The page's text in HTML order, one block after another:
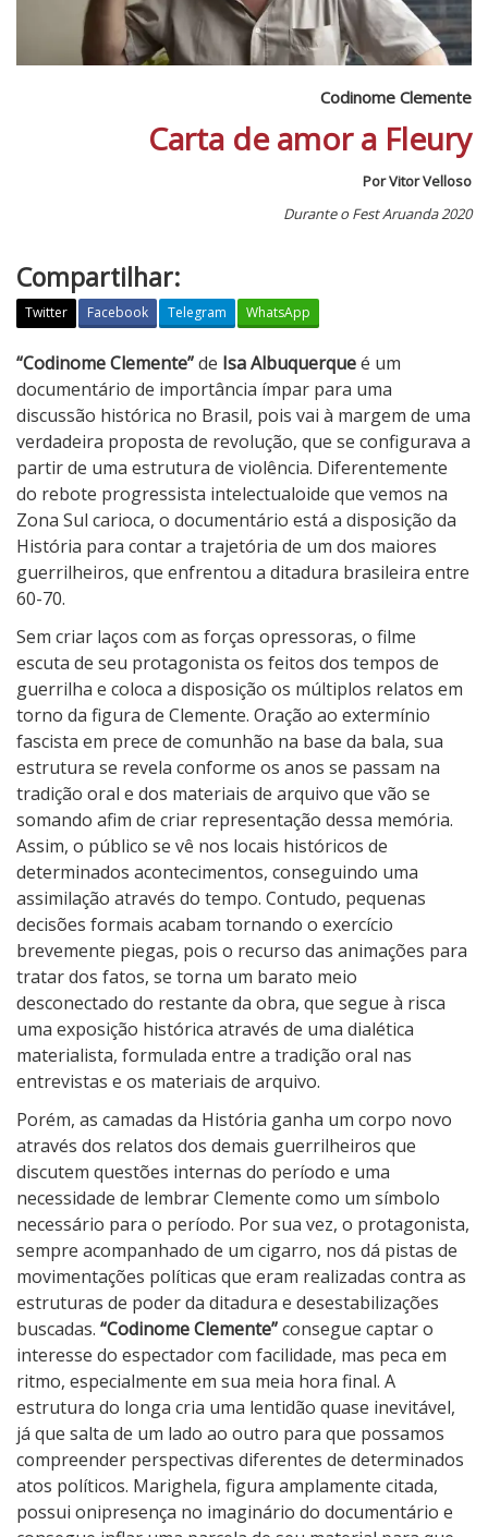
Codinome Clemente
Carta de amor a Fleury
Por Vitor Velloso
Durante o Fest Aruanda 2020
Compartilhar:
Twitter Facebook Telegram WhatsApp
C
o
d
i
n
o
m
e
C
l
m
e
n
t
e
“Codinome Clemente”de Isa Albuquerqueé um
documentário de importância ímpar para uma
discussão histórica no Brasil, pois vai à margem de uma
verdadeira proposta de revolução, que se configurava a
partir de uma estrutura de violência. Diferentemente
do rebote progressista intelectualoide que vemos na
Zona Sul carioca, o documentário está a disposição da
História para contar a trajetória de um dos maiores
guerrilheiros, que enfrentou a ditadura brasileira entre
60-70.
Sem criar laços com as forças opressoras, o filme
escuta de seu protagonista os feitos dos tempos de
guerrilha e coloca a disposição os múltiplos relatos em
torno da figura de Clemente. Oração ao extermínio
fascista em prece de comunhão na base da bala, sua
estrutura se revela conforme os anos se passam na
tradição oral e dos materiais de arquivo que vão se
somando afim de criar representação dessa memória.
Assim, o público se vê nos locais históricos de
determinados acontecimentos, conseguindo uma
assimilação através do tempo. Contudo, pequenas
decisões formais acabam tornando o exercício
brevemente piegas, pois o recurso das animações para
tratar dos fatos, se torna um barato meio
desconectado do restante da obra, que segue à risca
uma exposição histórica através de uma dialética
materialista, formulada entre a tradição oral nas
entrevistas e os materiais de arquivo.
Porém, as camadas da História ganha um corpo novo
através dos relatos dos demais guerrilheiros que
discutem questões internas do período e uma
necessidade de lembrar Clemente como um símbolo
necessário para o período. Por sua vez, o protagonista,
sempre acompanhado de um cigarro, nos dá pistas de
movimentações políticas que eram realizadas contra as
estruturas de poder da ditadura e desestabilizações
buscadas. “Codinome Clemente”consegue captar o
interesse do espectador com facilidade, mas peca em
ritmo, especialmente em sua meia hora final. A
estrutura do longa cria uma lentidão quase inevitável,
já que salta de um lado ao outro para que possamos
compreender perspectivas diferentes de determinados
atos políticos. Marighela, figura amplamente citada,
possui onipresença no imaginário do documentário e